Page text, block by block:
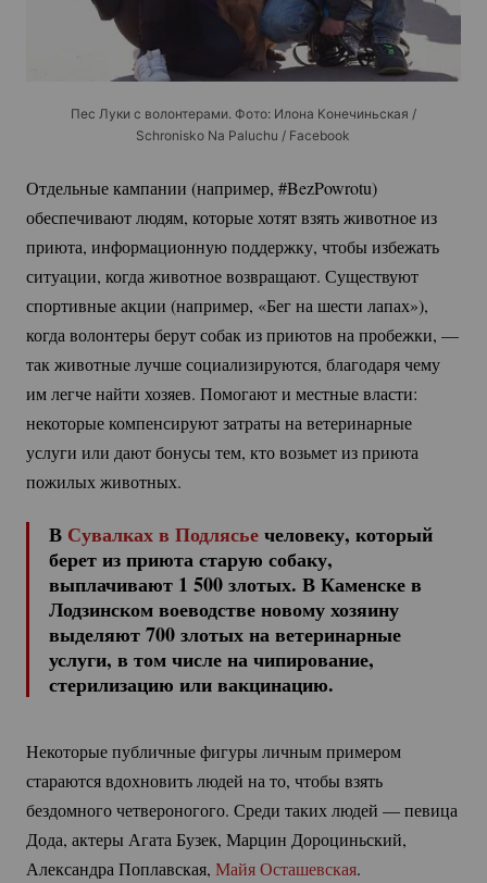
Пес Луки с волонтерами. Фото: Илона Конечиньская /
Schronisko Na Paluchu / Facebook
Отдельные кампании (например, #BezPowrotu)
обеспечивают людям, которые хотят взять животное из
приюта, информационную поддержку, чтобы избежать
ситуации, когда животное возвращают. Существуют
спортивные акции (например, «Бег на шести лапах»),
когда волонтеры берут собак из приютов на пробежки, —
так животные лучше социализируются, благодаря чему
им легче найти хозяев. Помогают и местные власти:
некоторые компенсируют затраты на ветеринарные
услуги или дают бонусы тем, кто возьмет из приюта
пожилых животных.
В Сувалках в Подлясьечеловеку, который
берет из приюта старую собаку,
выплачивают 1 500 злотых. В Каменске в
Лодзинском воеводстве новому хозяину
выделяют 700 злотых на ветеринарные
услуги, в том числе на чипирование,
стерилизацию или вакцинацию.
Некоторые публичные фигуры личным примером
стараются вдохновить людей на то, чтобы взять
бездомного четвероногого. Среди таких людей — певица
Дода, актеры Агата Бузек, Марцин Дороциньский,
Александра Поплавская, Майя Осташевская.